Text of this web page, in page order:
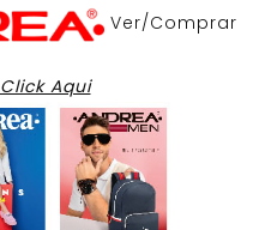
Ver/Comprar
Click Aqui